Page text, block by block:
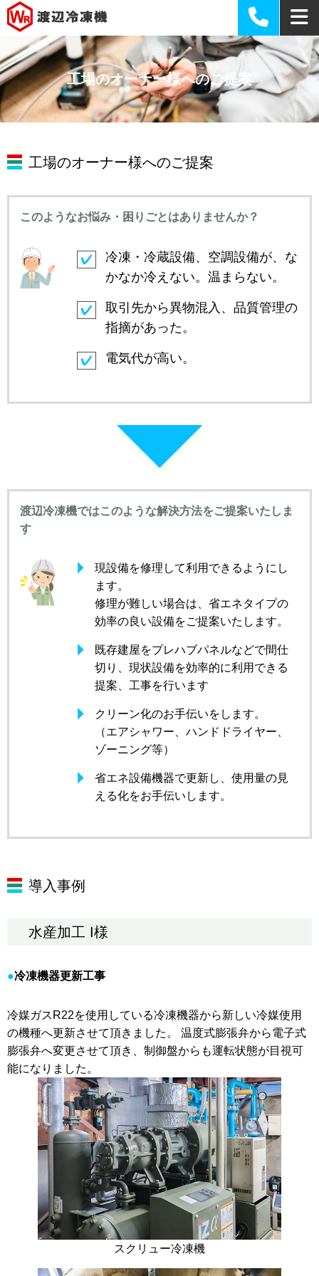
工場のオーナー様へのご提案
工場のオーナー様へのご提案
このようなお悩み・困りごとはありませんか？
冷凍・冷蔵設備、空調設備が、な
かなか冷えない。温まらない。
取引先から異物混入、品質管理の
指摘があった。
電気代が高い。
渡辺冷凍機ではこのような解決方法をご提案いたしま
す
現設備を修理して利用できるようにし
ます。
修理が難しい場合は、省エネタイプの
効率の良い設備をご提案いたします。
既存建屋をプレハブパネルなどで間仕
切り、現状設備を効率的に利用できる
提案、工事を行います
クリーン化のお手伝いをします。
（エアシャワー、ハンドドライヤー、
ゾーニング等）
省エネ設備機器で更新し、使用量の見
える化をお手伝いします。
導入事例
水産加工 I様
冷凍機器更新工事
冷媒ガスR22を使用している冷凍機器から新しい冷媒使用
の機種へ更新させて頂きました。 温度式膨張弁から電子式
膨張弁へ変更させて頂き、制御盤からも運転状態が目視可
能になりました。
スクリュー冷凍機